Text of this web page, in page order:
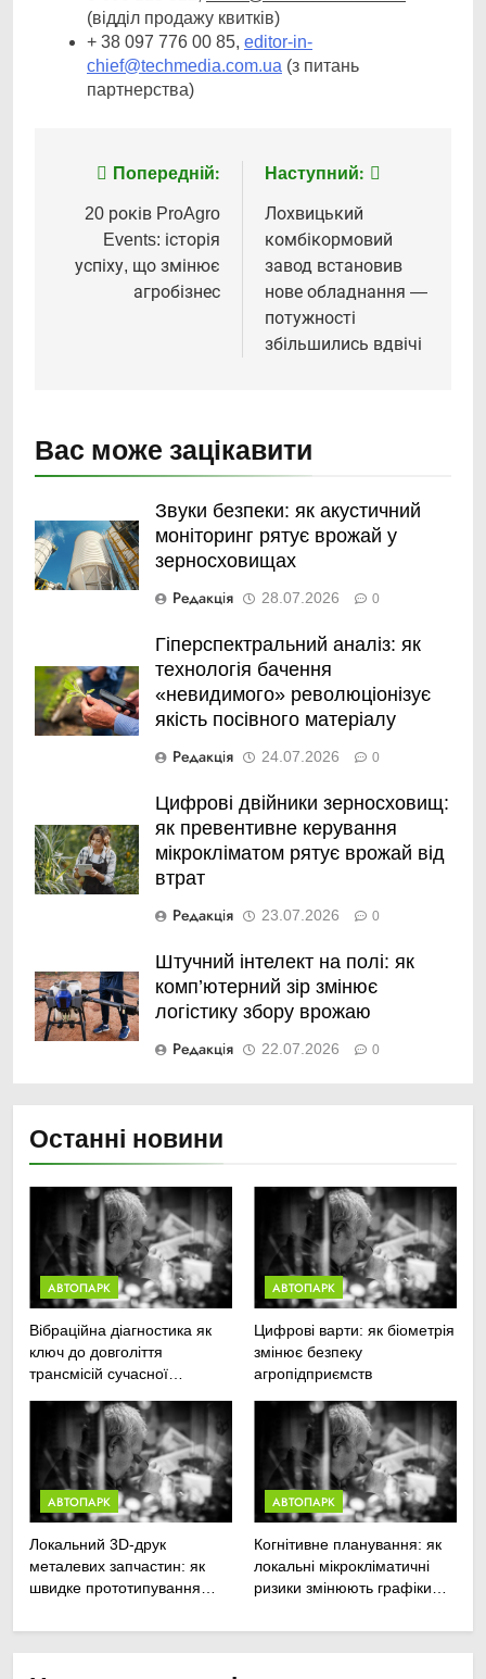
(відділ продажу квитків)
+ 38 097 776 00 85, editor-in-
chief@techmedia.com.ua (з питань
партнерства)
Навігація
записів
Попередній:
20 років ProAgro
Events: історія
успіху, що змінює
агробізнес
Наступний:
Лохвицький
комбікормовий
завод встановив
нове обладнання —
потужності
збільшились вдвічі
Вас може зацікавити
Звуки безпеки: як акустичний
моніторинг рятує врожай у
зерносховищах
Редакція 28.07.2026 0
Гіперспектральний аналіз: як
технологія бачення
«невидимого» революціонізує
якість посівного матеріалу
Редакція 24.07.2026 0
Цифрові двійники зерносховищ:
як превентивне керування
мікрокліматом рятує врожай від
втрат
Редакція 23.07.2026 0
Штучний інтелект на полі: як
комп’ютерний зір змінює
логістику збору врожаю
Редакція 22.07.2026 0
Останні новини
АВТОПАРК
Вібраційна діагностика як
ключ до довголіття
трансмісій сучасної
АВТОПАРК
Цифрові варти: як біометрія
змінює безпеку
агропідприємств
АВТОПАРК
Локальний 3D-друк
металевих запчастин: як
швидке прототипування
АВТОПАРК
Когнітивне планування: як
локальні мікрокліматичні
ризики змінюють графіки